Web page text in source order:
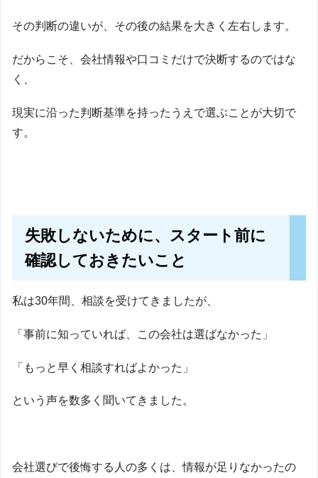
その判断の違いが、その後の結果を大きく左右します。
だからこそ、会社情報や口コミだけで決断するのではな
く、
現実に沿った判断基準を持ったうえで選ぶことが大切で
す。
失敗しないために、スタート前に
確認しておきたいこと
私は30年間、相談を受けてきましたが、
「事前に知っていれば、この会社は選ばなかった」
「もっと早く相談すればよかった」
という声を数多く聞いてきました。
会社選びで後悔する人の多くは、情報が足りなかったの